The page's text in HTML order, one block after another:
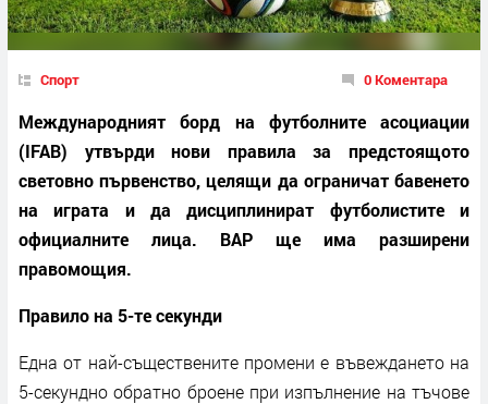
Спорт 0 Коментара
Международният борд на футболните асоциации
(IFAB) утвърди нови правила за предстоящото
световно първенство, целящи да ограничат бавенето
на играта и да дисциплинират футболистите и
официалните лица. ВАР ще има разширени
правомощия.
Правило на 5-те секунди
Една от най-съществените промени е въвеждането на
5-секундно обратно броене при изпълнение на тъчове